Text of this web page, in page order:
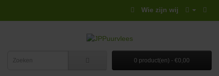
Wie zijn wij
0 product(en) - €0,00